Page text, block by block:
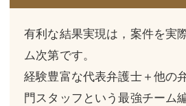
商業登記
調査・書面作成
調査・書面作成
債務整理
マスコミ取材・実績
有利な結果実現は，案件を実
ム次第です。
経験豊富な代表弁護士＋他の
門スタッフという最強チーム編